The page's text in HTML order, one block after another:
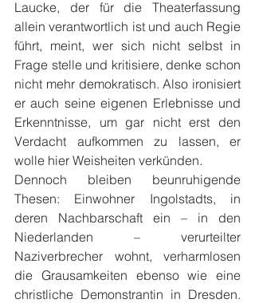
Laucke, der für die Theaterfassung
allein verantwortlich ist und auch Regie
führt, meint, wer sich nicht selbst in
Frage stelle und kritisiere, denke schon
nicht mehr demokratisch. Also ironisiert
er auch seine eigenen Erlebnisse und
Erkenntnisse, um gar nicht erst den
Verdacht aufkommen zu lassen, er
wolle hier Weisheiten verkünden.
Dennoch bleiben beunruhigende
Thesen: Einwohner Ingolstadts, in
deren Nachbarschaft ein – in den
Niederlanden – verurteilter
Naziverbrecher wohnt, verharmlosen
die Grausamkeiten ebenso wie eine
christliche Demonstrantin in Dresden.